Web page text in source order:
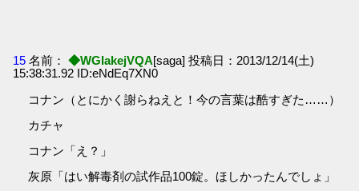
15 名前： ◆WGIakejVQA[saga] 投稿日：2013/12/14(土)
15:38:31.92 ID:eNdEq7XN0
コナン（とにかく謝らねえと！今の言葉は酷すぎた……）
カチャ
コナン「え？」
灰原「はい解毒剤の試作品100錠。ほしかったんでしょ」